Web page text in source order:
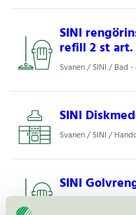
SINI
refill 2 st art.
Svanen / SINI / Bad
SINI
Svanen / SINI /
SINI